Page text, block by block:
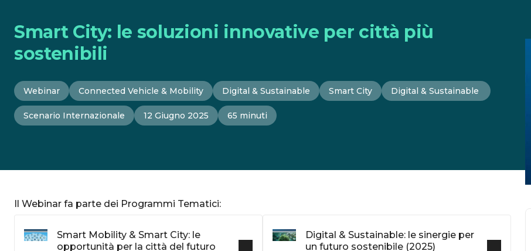
Smart City: le soluzioni innovative per città più
sostenibili
Webinar Connected Vehicle & Mobility Digital & Sustainable Smart City Digital & Sustainable
Scenario Internazionale 12 Giugno 2025 65 minuti
Il Webinar fa parte dei Programmi Tematici:
Smart Mobility & Smart City: le
opportunità per la città del futuro
Digital & Sustainable: le sinergie per
un futuro sostenibile (2025)